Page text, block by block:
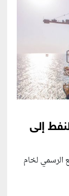
إلى
الرسمي لخام